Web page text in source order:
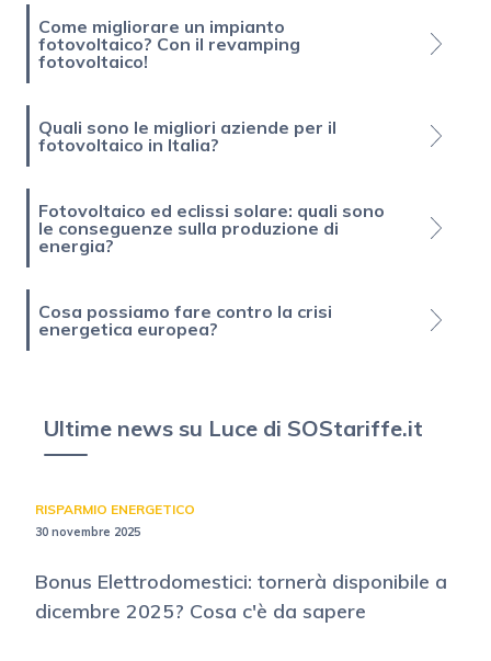
Come migliorare un impianto
fotovoltaico? Con il revamping
fotovoltaico!
Quali sono le migliori aziende per il
fotovoltaico in Italia?
Fotovoltaico ed eclissi solare: quali sono
le conseguenze sulla produzione di
energia?
Cosa possiamo fare contro la crisi
energetica europea?
Ultime news su Luce di SOStariffe.it
RISPARMIO ENERGETICO
30 novembre 2025
Bonus Elettrodomestici: tornerà disponibile a
dicembre 2025? Cosa c'è da sapere